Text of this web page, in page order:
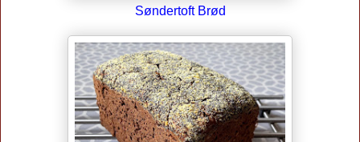
Søndertoft Brød